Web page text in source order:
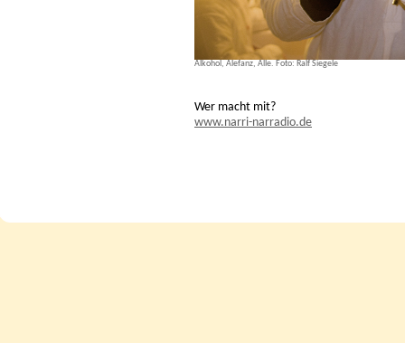
Alkohol, Alefanz, Alle. Foto: Ralf Siegele
Wer macht mit?
www.narri-narradio.de